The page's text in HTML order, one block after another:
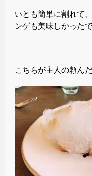
いとも簡単に割れて
ンゲも美味しかったで
こちらが主人の頼ん